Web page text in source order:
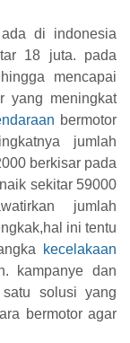
di indonesia
18 juta. pada
mencapai
yang meningkat
bermotor
jumlah
berkisar pada
sekitar 59000
jumlah
ini tentu
kecelakaan
kampanye dan
solusi yang
bermotor agar